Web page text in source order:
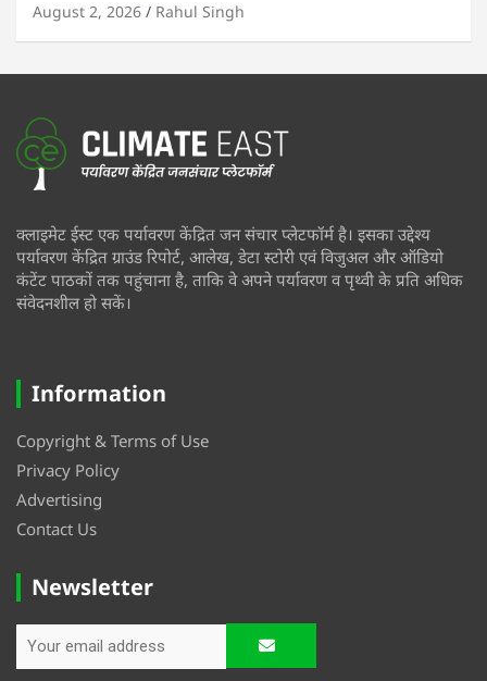
August 2, 2026 Rahul Singh
क्लाइमेट ईस्ट एक पर्यावरण केंद्रित जन संचार प्लेटफॉर्म है। इसका उद्देश्य
पर्यावरण केंद्रित ग्राउंड रिपोर्ट, आलेख, डेटा स्टोरी एवं विजुअल और ऑडियो
कंटेंट पाठकों तक पहुंचाना है, ताकि वे अपने पर्यावरण व पृथ्वी के प्रति अधिक
संवेदनशील हो सकें।
Information
Copyright & Terms of Use
Privacy Policy
Advertising
Contact Us
Newsletter